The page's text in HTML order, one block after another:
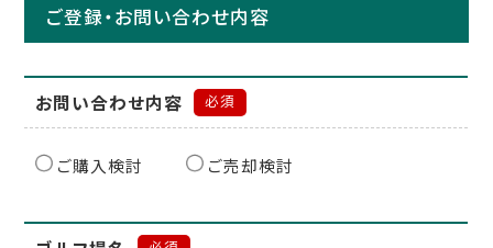
ご登録・お問い合わせ内容
お問い合わせ内容 必須
ご購入検討 ご売却検討